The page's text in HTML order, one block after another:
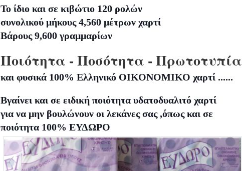
Το ίδιο και σε κιβώτιο 120 ρολών
συνολικού μήκους 4,560 μέτρων χαρτί
Βάρους 9,600 γραμμαρίων
Ποιότητα - Ποσότητα - Πρωτοτυπία
και φυσικά 100% Ελληνικό ΟΙΚΟΝΟΜΙΚΟ χαρτί ......
Βγαίνει και σε ειδική ποιότητα υδατοδυαλιτό χαρτί
για να μην βουλώνουν οι λεκάνες σας ,όπως και σε
ποιότητα 100% ΕΥΔΩΡΟ